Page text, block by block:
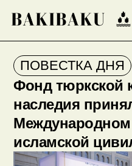
ПОВЕСТКА ДНЯ
Фонд тюркской
наследия
исламской